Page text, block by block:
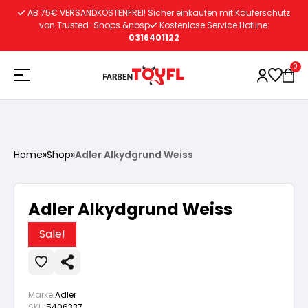
Vorbereitung
Wasserlösliche Grundierung
Lacke
Vorbereitung
Autoreparatur
Vorbereitung
Innenfarben
AB 75€ VERSANDKOSTENFREI! Sicher einkaufen mit Käuferschutz
von Trusted-Shops &nbsp
Kostenlose Service Hotline:
0316401122
0
Home»Shop»Adler Alkydgrund Weiss
Adler Alkydgrund Weiss
Sale!
Marke:Adler